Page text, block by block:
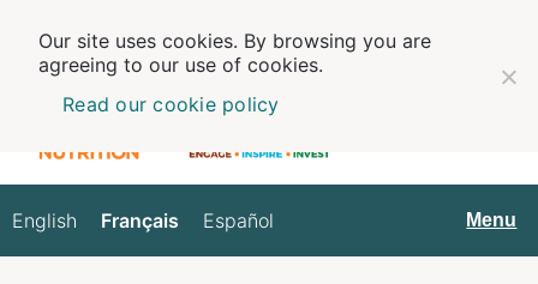
Français
English Français Español Menu
Our site uses cookies. By browsing you are
agreeing to our use of cookies.
Read our cookie policy